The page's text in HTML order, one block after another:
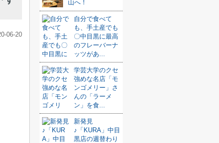
06-20
山へ！
自分で食べて
も、手土産でも
〇中目黒に最高
のフレーバーナ
ッツがあ...
学芸大学のクセ
強めな名店「モ
ンゴメリー」さ
んの「ラーメ
ン」を食...
新発見
♪「KURA」中目
黒店の週替わり